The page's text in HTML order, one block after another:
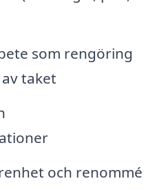
som rengöring
taket
och renommé